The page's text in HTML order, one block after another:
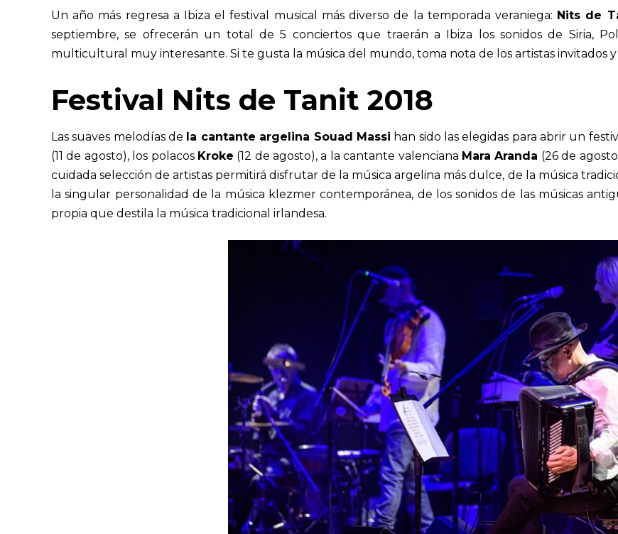
Un año más regresa a Ibiza el festival musical más diverso de la temporada veraniega: Nits de
septiembre, se ofrecerán un total de 5 conciertos que traerán a Ibiza los sonidos de Siria,
multicultural muy interesante. Si te gusta la música del mundo, toma nota de los artistas invitados
Festival Nits de Tanit 2018
Las suaves melodías de la cantante argelina Souad Massi han sido las elegidas para abrir un
(11 de agosto), los polacos Kroke (12 de agosto), a la cantante valenciana Mara Aranda (26 de
cuidada selección de artistas permitirá disfrutar de la música argelina más dulce, de la música
la singular personalidad de la música klezmer contemporánea, de los sonidos de las músicas
propia que destila la música tradicional irlandesa.